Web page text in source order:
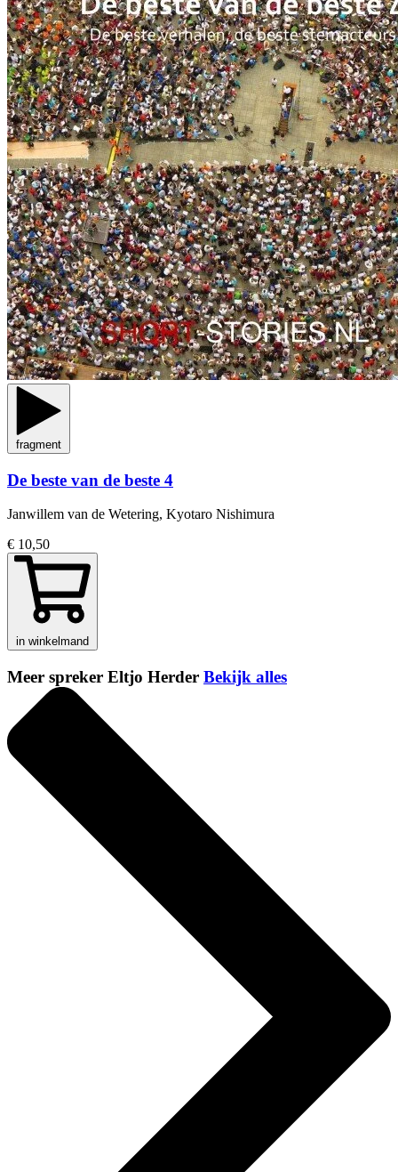
fragment
De beste van de beste 4
Janwillem van de Wetering, Kyotaro Nishimura
€ 10,50
in winkelmand
Meer spreker Eltjo Herder Bekijk alles